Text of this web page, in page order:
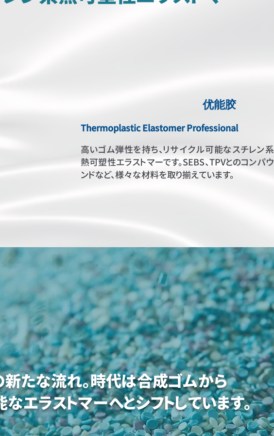
优能胶
Thermoplastic Elastomer Professional
高いゴム弾性を持ち、リサイクル可能なスチレン系
熱可塑性エラストマーです。SEBS、TPVとのコンパウ
ンドなど、様々な材料を取り揃えています。
たな流れ。時代は合成ゴムから
エラストマーへとシフトしています。